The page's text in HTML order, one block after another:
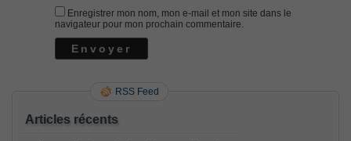
Enregistrer mon nom, mon e-mail et mon site dans le
navigateur pour mon prochain commentaire.
RSS Feed
Articles récents